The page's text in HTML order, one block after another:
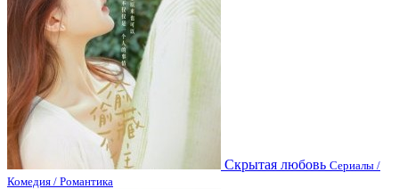
Скрытая любовь Сериалы /
Комедия / Романтика